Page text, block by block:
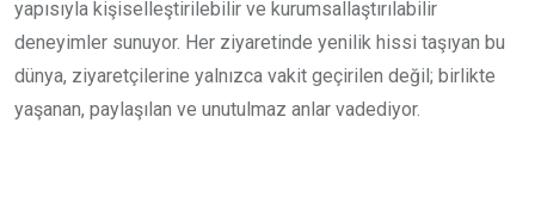
yapısıyla kişiselleştirilebilir ve kurumsallaştırılabilir
deneyimler sunuyor. Her ziyaretinde yenilik hissi taşıyan bu
dünya, ziyaretçilerine yalnızca vakit geçirilen değil; birlikte
yaşanan, paylaşılan ve unutulmaz anlar vadediyor.